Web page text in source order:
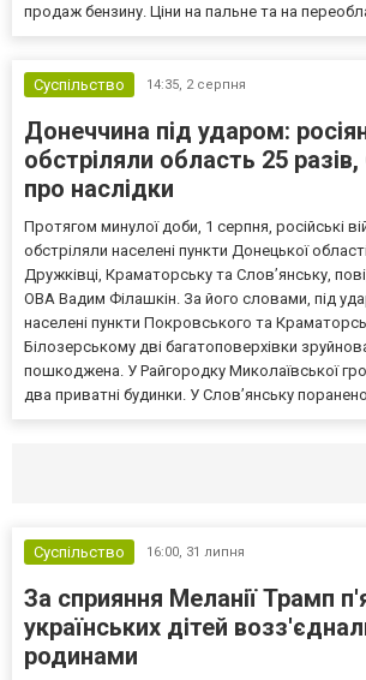
продаж бензину. Ціни на пальне та на
Суспільство 14:35, 2 серпня
Донеччина під ударом:
обстріляли область 25
про наслідки
Протягом минулої доби, 1 серпня, російські
обстріляли населені пункти Донецької
Дружківці, Краматорську та Слов’янську,
ОВА Вадим Філашкін. За його словами, під
населені пункти Покровського та
Білозерському дві багатоповерхівки
пошкоджена. У Райгородку Миколаївської
два приватні будинки. У Слов’янську
Суспільство 16:00, 31 липня
За сприяння Меланії Трамп
українських дітей
родинами